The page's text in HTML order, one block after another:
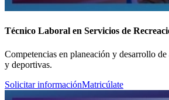
Técnico Laboral en Servicios de
Competencias en planeación y desarrollo
y deportivas.
Solicitar informaciónMatricúlate